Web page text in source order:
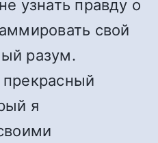
узнать правду о
свой
разум.
я